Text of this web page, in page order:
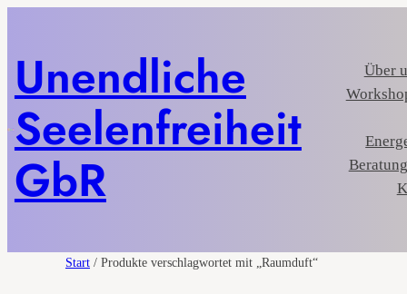
Unendliche
Seelenfreiheit
GbR
Über
Start / Produkte verschlagwortet mit „Raumduft“